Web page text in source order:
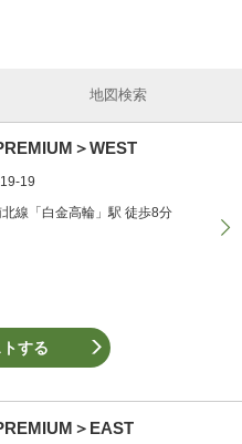
地図検索
＞WEST
19
線「白金高輪」駅 徒歩8分
する
＞EAST